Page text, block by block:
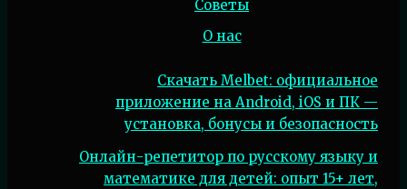
Советы
О нас
Скачать Melbet: официальное
приложение на Android, iOS и ПК —
установка, бонусы и безопасность
Онлайн-репетитор по русскому языку и
математике для детей: опыт 15+ лет,